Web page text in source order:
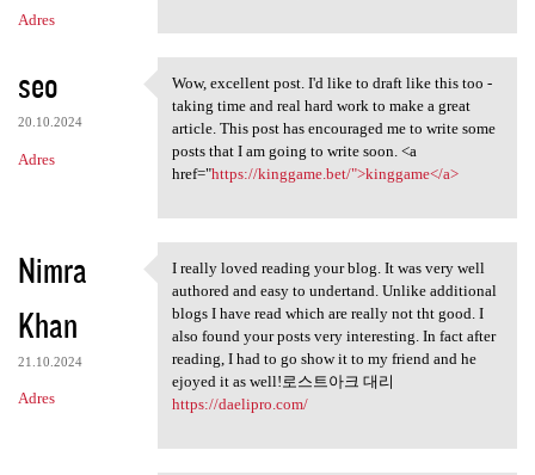
Adres
seo
20.10.2024
Adres
Wow, excellent post. I'd like
Wow, excellent post. I'd like to draft like this too -
taking time and real hard work to make a great
article. This post has encouraged me to write some
posts that I am going to write soon. <a
href="https://kinggame.bet/">kinggame</a>
Nimra
Khan
21.10.2024
Adres
I really loved reading your
I really loved reading your blog. It was very well
authored and easy to undertand. Unlike additional
blogs I have read which are really not tht good. I
also found your posts very interesting. In fact after
reading, I had to go show it to my friend and he
ejoyed it as well!로스트아크 대리
https://daelipro.com/